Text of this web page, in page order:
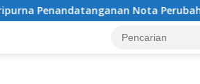
Nota Perubahan Anggaran